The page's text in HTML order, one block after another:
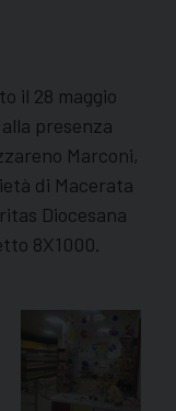
il 28 maggio
presenza
Marconi,
di Macerata
Diocesana
8X1000.